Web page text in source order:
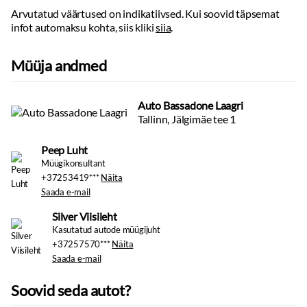
Arvutatud väärtused on indikatiivsed. Kui soovid täpsemat
infot automaksu kohta, siis klikisiia.
Müüja andmed
Auto Bassadone Laagri
Tallinn, Jälgimäe tee 1
Peep Luht
Müügikonsultant
+37253419***Näita
Saada e-mail
Silver Viisileht
Kasutatud autode müügijuht
+37257570***Näita
Saada e-mail
Soovid seda autot?